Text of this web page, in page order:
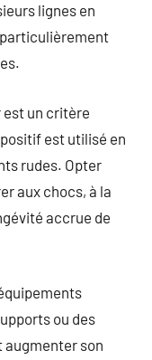
lignes en
est un critère
est utilisé en
rudes. Opter
aux chocs, à la
accrue de
ou des
augmenter son